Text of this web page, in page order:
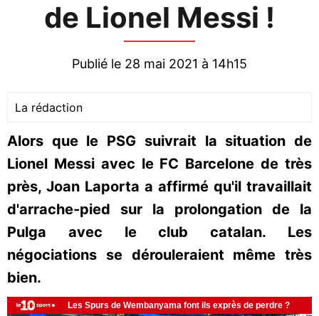
de Lionel Messi !
Publié le 28 mai 2021 à 14h15
La rédaction
Alors que le PSG suivrait la situation de
Lionel Messi avec le FC Barcelone de très
près, Joan Laporta a affirmé qu'il travaillait
d'arrache-pied sur la prolongation de la
Pulga avec le club catalan. Les
négociations se dérouleraient même très
bien.